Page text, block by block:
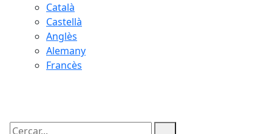
Català
Castellà
Anglès
Alemany
Francès